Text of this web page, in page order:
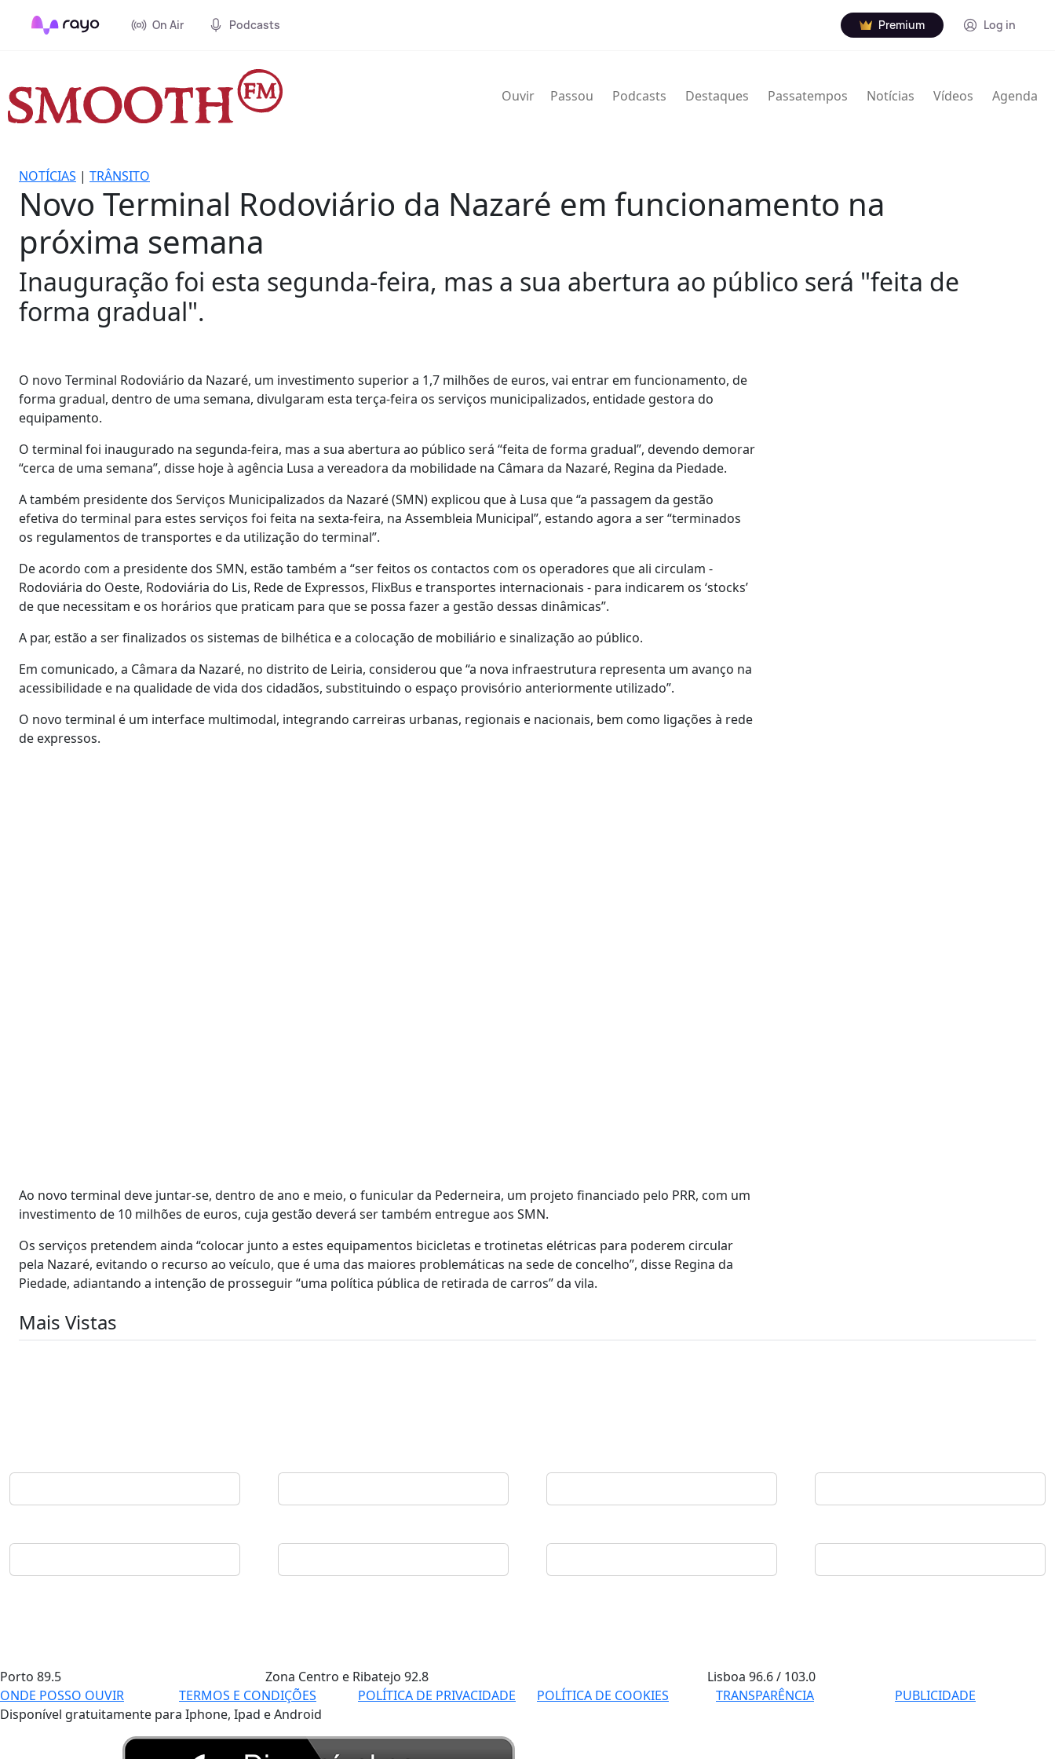
On Air Podcasts Premium Log in
Ouvir Passou Podcasts Destaques Passatempos Notícias Vídeos Agenda
NOTÍCIAS | TRÂNSITO
Novo Terminal Rodoviário da Nazaré em funcionamento na
próxima semana
Inauguração foi esta segunda-feira, mas a sua abertura ao público será "feita de
forma gradual".
O novo Terminal Rodoviário da Nazaré, um investimento superior a 1,7 milhões de euros, vai entrar em funcionamento, de
forma gradual, dentro de uma semana, divulgaram esta terça-feira os serviços municipalizados, entidade gestora do
equipamento.
O terminal foi inaugurado na segunda-feira, mas a sua abertura ao público será “feita de forma gradual”, devendo demorar
“cerca de uma semana”, disse hoje à agência Lusa a vereadora da mobilidade na Câmara da Nazaré, Regina da Piedade.
A também presidente dos Serviços Municipalizados da Nazaré (SMN) explicou que à Lusa que “a passagem da gestão
efetiva do terminal para estes serviços foi feita na sexta-feira, na Assembleia Municipal”, estando agora a ser “terminados
os regulamentos de transportes e da utilização do terminal”.
De acordo com a presidente dos SMN, estão também a “ser feitos os contactos com os operadores que ali circulam -
Rodoviária do Oeste, Rodoviária do Lis, Rede de Expressos, FlixBus e transportes internacionais - para indicarem os ‘stocks’
de que necessitam e os horários que praticam para que se possa fazer a gestão dessas dinâmicas”.
A par, estão a ser finalizados os sistemas de bilhética e a colocação de mobiliário e sinalização ao público.
Em comunicado, a Câmara da Nazaré, no distrito de Leiria, considerou que “a nova infraestrutura representa um avanço na
acessibilidade e na qualidade de vida dos cidadãos, substituindo o espaço provisório anteriormente utilizado”.
O novo terminal é um interface multimodal, integrando carreiras urbanas, regionais e nacionais, bem como ligações à rede
de expressos.
Ao novo terminal deve juntar-se, dentro de ano e meio, o funicular da Pederneira, um projeto financiado pelo PRR, com um
investimento de 10 milhões de euros, cuja gestão deverá ser também entregue aos SMN.
Os serviços pretendem ainda “colocar junto a estes equipamentos bicicletas e trotinetas elétricas para poderem circular
pela Nazaré, evitando o recurso ao veículo, que é uma das maiores problemáticas na sede de concelho”, disse Regina da
Piedade, adiantando a intenção de prosseguir “uma política pública de retirada de carros” da vila.
Mais Vistas
Porto 89.5 Zona Centro e Ribatejo 92.8 Lisboa96.6 / 103.0
ONDE POSSO OUVIR
TERMOS E CONDIÇÕES POLÍTICA DE PRIVACIDADE POLÍTICA DE COOKIES TRANSPARÊNCIA
PUBLICIDADE
Disponível gratuitamente para Iphone, Ipad e Android